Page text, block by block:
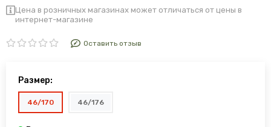
Цена в розничных магазинах может отличаться от цены в
интернет-магазине
Оставить отзыв
Размер:
46/170 46/176